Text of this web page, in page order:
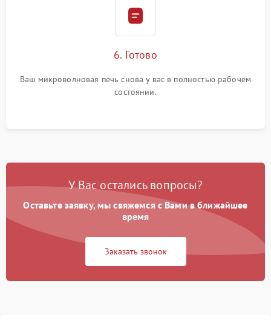
6. Готово
Ваш микроволновая печь снова у вас в полностью рабочем
состоянии.
У Вас остались вопросы?
Оставьте заявку, мы свяжемся с Вами в ближайшее
время
Заказать звонок